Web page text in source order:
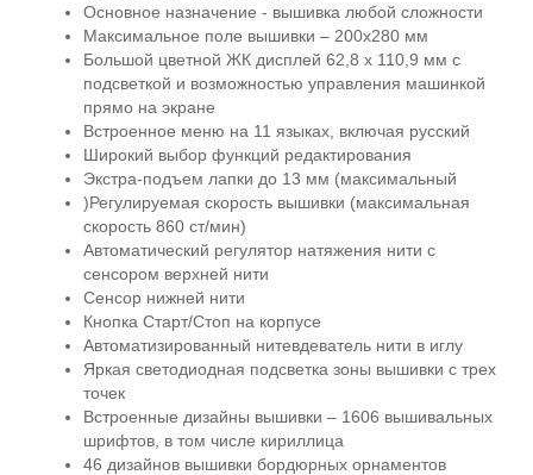
Основное назначение - вышивка любой сложности
Максимальное поле вышивки – 200х280 мм
Большой цветной ЖК дисплей 62,8 x 110,9 мм с
подсветкой и возможностью управления машинкой
прямо на экране
Встроенное меню на 11 языках, включая русский
Широкий выбор функций редактирования
Экстра-подъем лапки до 13 мм (максимальный
)Регулируемая скорость вышивки (максимальная
скорость 860 ст/мин)
Автоматический регулятор натяжения нити с
сенсором верхней нити
Сенсор нижней нити
Кнопка Старт/Стоп на корпусе
Автоматизированный нитевдеватель нити в иглу
Яркая светодиодная подсветка зоны вышивки с трех
точек
Встроенные дизайны вышивки – 1606 вышивальных
шрифтов, в том числе кириллица
46 дизайнов вышивки бордюрных орнаментов